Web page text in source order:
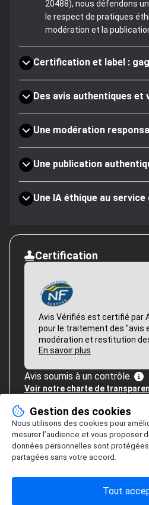
20488), nous défendons
le respect de pratiques
modération et la
Certification et label :
Des avis authentiques et
Une modération
Une publication
Une IA éthique au
Certification
Avis Vérifiés est certifié par
pour le traitement des "avis
modération et restitution
En savoir plus
Avis soumis à un contrôle.
Voir notre charte de
Gestion des cookies
Nous utilisons des cookies pour
mesurer l’audience et vous proposer
données personnelles sont
partagées sans votre accord.
Tout